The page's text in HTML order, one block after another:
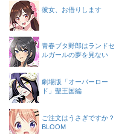
彼女、お借りします
青春ブタ野郎はランドセ
ルガールの夢を見ない
劇場版「オーバーロー
ド」聖王国編
ご注文はうさぎですか？
BLOOM